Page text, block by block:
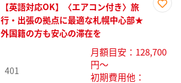
録
【英語対応OK】〈エアコン付き〉旅
行・出張の拠点に最適な札幌中心部★
外国籍の方も安心の滞在を
401
月額目安：128,700
円～
初期費用他：